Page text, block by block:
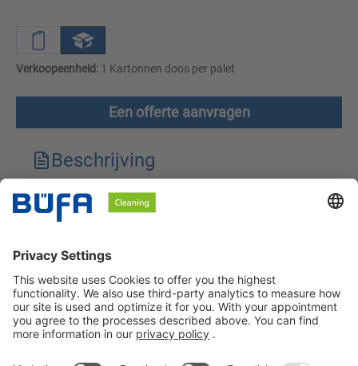
Verkoopeenheid: 1 Kartonnen doos per palet
Een offerte aanvragen
Beschrijving
Technische kenmerken
Veiligheidsinstructies